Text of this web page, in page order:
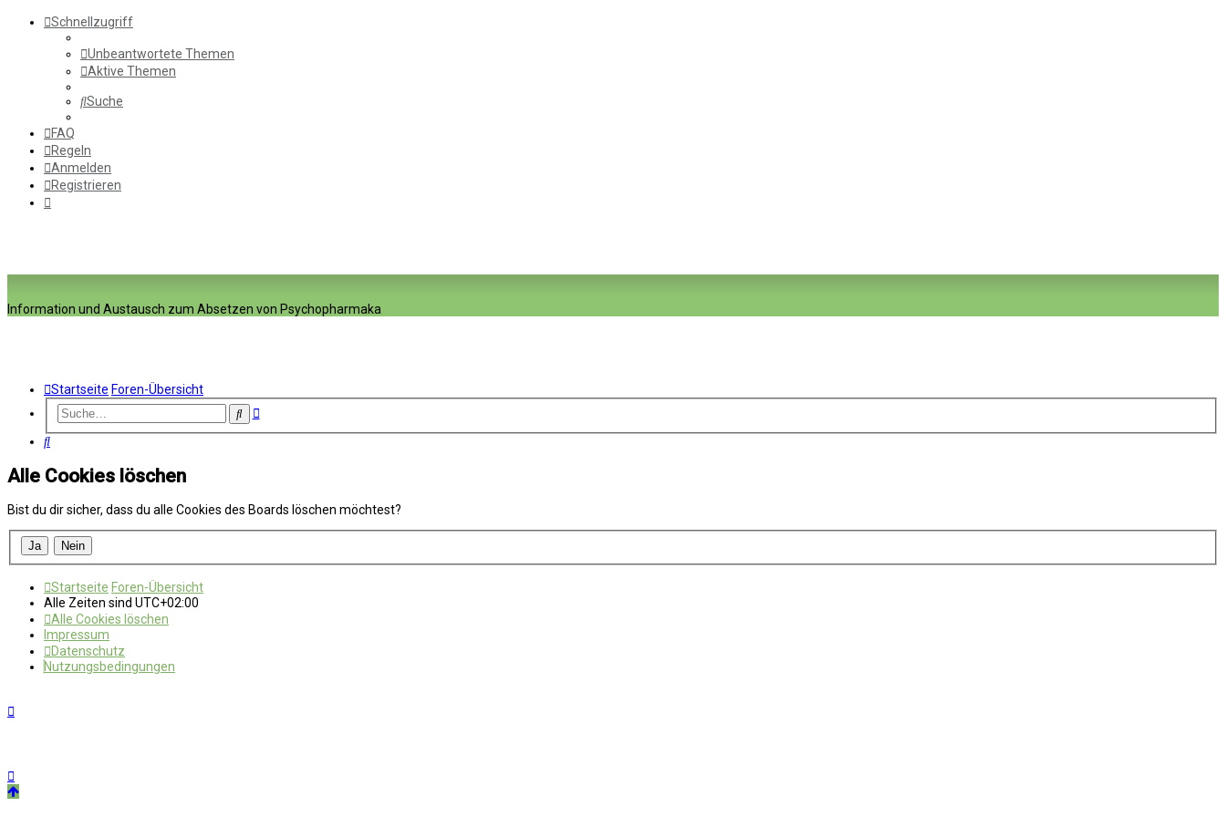
Schnellzugriff
Unbeantwortete Themen
Aktive Themen
Suche
FAQ
Regeln
Anmelden
Registrieren
Information und Austausch zum Absetzen von Psychopharmaka
Startseite Foren-Übersicht
SucheErweiterte
Suche
Alle Cookies löschen
Bist du dir sicher, dass du alle Cookies des Boards löschen möchtest?
Startseite Foren-Übersicht
Alle Zeiten sind UTC+02:00
Alle Cookies löschen
Impressum
Datenschutz
Nutzungsbedingungen